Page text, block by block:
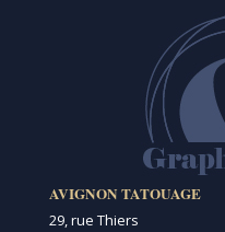
AVIGNON TATOUAGE
29, rue Thiers